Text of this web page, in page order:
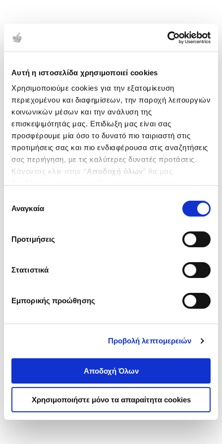
Αυτή η ιστοσελίδα χρησιμοποιεί cookies
Χρησιμοποιούμε cookies για την εξατομίκευση
περιεχομένου και διαφημίσεων, την παροχή λειτουργιών
κοινωνικών μέσων και την ανάλυση της
επισκεψιμότητάς μας. Επιδίωξη μας είναι σας
προσφέρουμε μία όσο το δυνατό πιο ταιριαστή στις
προτιμήσεις σας και πιο ενδιαφέρουσα στις αναζητήσεις
σας περιήγηση, με τις καλύτερες δυνατές προτάσεις.
Κάνοντας κλικ στην ‘’Αποδοχή όλων’’ θα μας
ενδιαφέρουν και να επιλέξετε από τα παρακάτω με την
΄΄και να ενημερωθείτε σχετικά με
συγκατάθεσης
Αναγκαία
Προτιμήσεις
Στατιστικά
Εμπορικής προώθησης
Προβολή λεπτομερειών
Αποδοχή Όλων
Χρησιμοποιήστε μόνο τα απαραίτητα cookies